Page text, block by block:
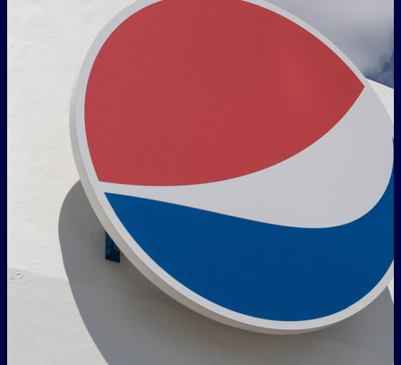
TD SYNNEX: Έκπληξη με ένα τρίμηνο ρεκόρ και απόδειξη της